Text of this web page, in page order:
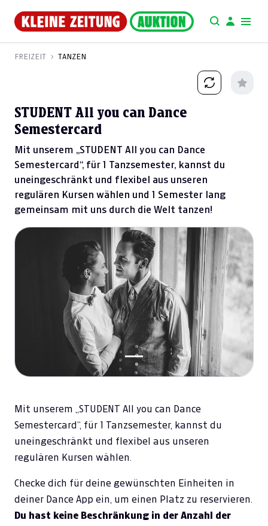
FREIZEIT TANZEN
STUDENT All you can Dance
Semestercard
Mit unserem „STUDENT All you can Dance
Semestercard“, für 1 Tanzsemester, kannst du
uneingeschränkt und flexibel aus unseren
regulären Kursen wählen und 1 Semester lang
gemeinsam mit uns durch die Welt tanzen!
Mit unserem „STUDENT All you can Dance
Semestercard“, für 1 Tanzsemester, kannst du
uneingeschränkt und flexibel aus unseren
regulären Kursen wählen.
Checke dich für deine gewünschten Einheiten in
deiner Dance App ein, um einen Platz zu reservieren.
Du hast keine Beschränkung in der Anzahl der